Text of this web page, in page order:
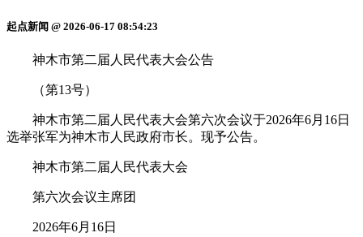
起点新闻 @ 2026-06-17 08:54:23
神木市第二届人民代表大会公告
（第13号）
神木市第二届人民代表大会第六次会议于2026年6月16日
选举张军为神木市人民政府市长。现予公告。
神木市第二届人民代表大会
第六次会议主席团
2026年6月16日